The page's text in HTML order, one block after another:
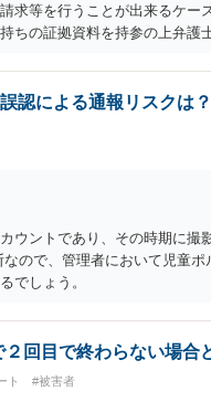
求等を行うことが出来るケー
ちの証拠資料を持参の上弁護
認による通報リスクは？
ウントであり、その時期に撮
ので、管理者において児童ポ
でしょう。
回目で終わらない場合
ト #被害者